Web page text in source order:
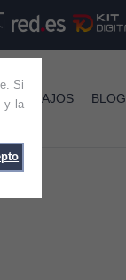
Si
y laTRABAJOS BLOG